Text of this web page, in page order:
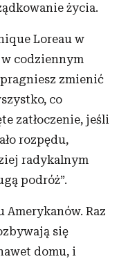
życia.
Loreau w
codziennym
zmienić
co
zatłoczenie, jeśli
rozpędu,
radykalnym
podróż”.
Raz
się
domu, i